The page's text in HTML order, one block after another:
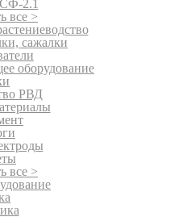
2.1
все >
сажалки
оборудование
РВД
все >